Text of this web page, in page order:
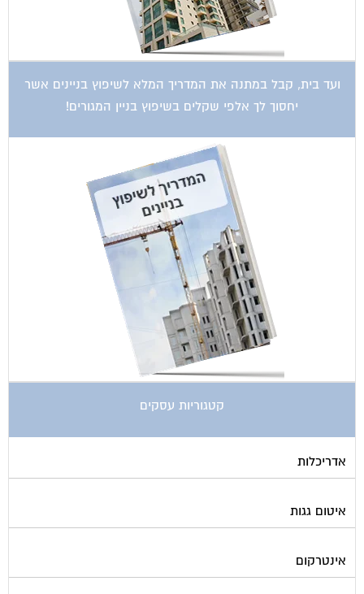
ועד בית, קבל במתנה את המדריך המלא לשיפוץ בניינים אשר
יחסוך לך אלפי שקלים בשיפוץ בניין המגורים!
קטגוריות עסקים
אדריכלות
איטום גגות
אינטרקום